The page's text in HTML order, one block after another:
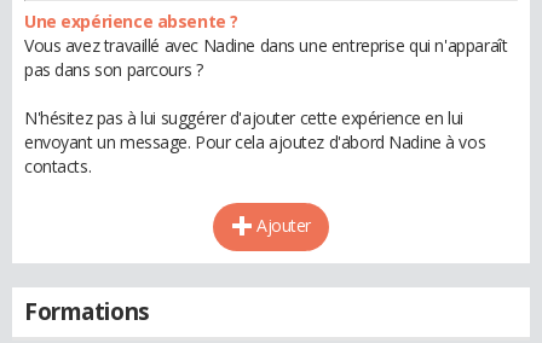
Une expérience absente ?
Vous avez travaillé avec Nadine dans une entreprise qui n'apparaît
pas dans son parcours ?
N'hésitez pas à lui suggérer d'ajouter cette expérience en lui
envoyant un message. Pour cela ajoutez d'abord Nadine à vos
contacts.
Ajouter
Formations